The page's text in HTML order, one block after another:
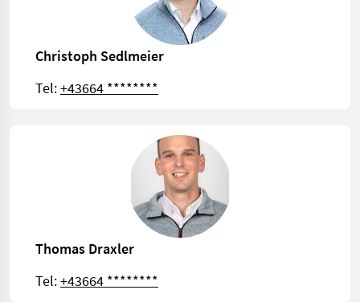
Christoph Sedlmeier
Tel:+43664 ********
Thomas Draxler
Tel:+43664 ********